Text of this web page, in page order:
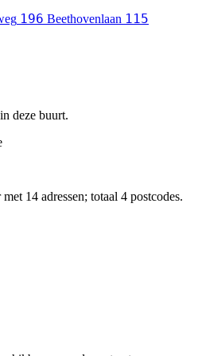
196 Beethovenlaan 115
deze buurt.
14 adressen; totaal 4 postcodes.